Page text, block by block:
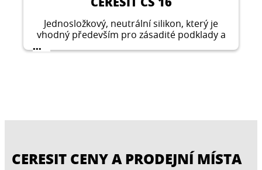
Jednosložkový, neutrální silikon, který je
vhodný především pro zásadité podklady a
...
CERESIT CENY A PRODEJNÍ MÍSTA